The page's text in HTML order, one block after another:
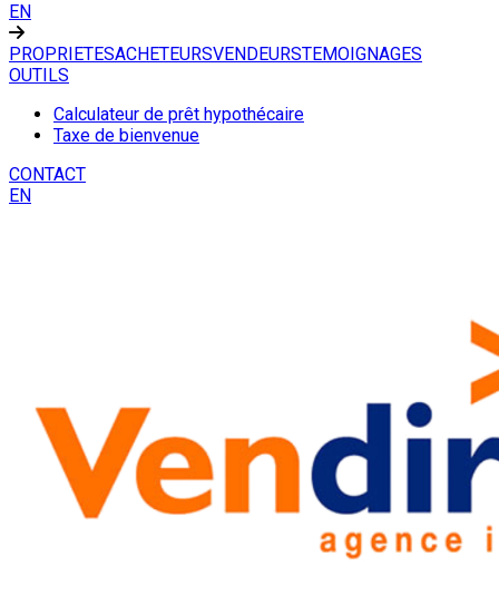
EN
PROPRIETESACHETEURSVENDEURSTEMOIGNAGES
OUTILS
Calculateur de prêt hypothécaire
Taxe de bienvenue
CONTACT
EN